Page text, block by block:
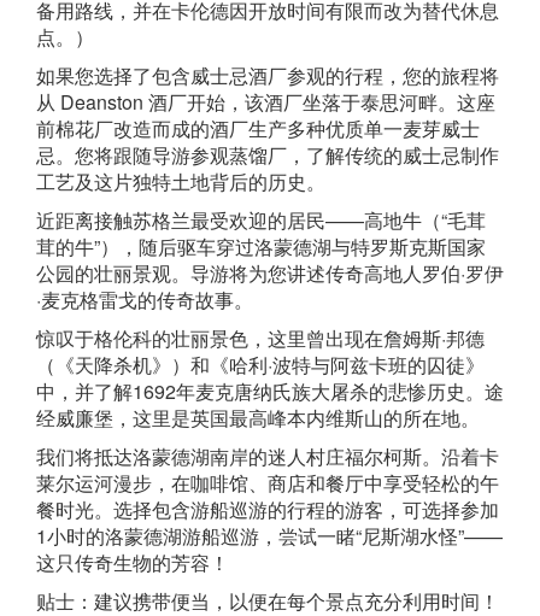
备用路线，并在卡伦德因开放时间有限而改为替代休息
点。）
如果您选择了包含威士忌酒厂参观的行程，您的旅程将
从 Deanston 酒厂开始，该酒厂坐落于泰思河畔。这座
前棉花厂改造而成的酒厂生产多种优质单一麦芽威士
忌。您将跟随导游参观蒸馏厂，了解传统的威士忌制作
工艺及这片独特土地背后的历史。
近距离接触苏格兰最受欢迎的居民——高地牛（“毛茸
茸的牛”），随后驱车穿过洛蒙德湖与特罗斯克斯国家
公园的壮丽景观。导游将为您讲述传奇高地人罗伯·罗伊
·麦克格雷戈的传奇故事。
惊叹于格伦科的壮丽景色，这里曾出现在詹姆斯·邦德
（《天降杀机》）和《哈利·波特与阿兹卡班的囚徒》
中，并了解1692年麦克唐纳氏族大屠杀的悲惨历史。途
经威廉堡，这里是英国最高峰本内维斯山的所在地。
我们将抵达洛蒙德湖南岸的迷人村庄福尔柯斯。沿着卡
莱尔运河漫步，在咖啡馆、商店和餐厅中享受轻松的午
餐时光。选择包含游船巡游的行程的游客，可选择参加
1小时的洛蒙德湖游船巡游，尝试一睹“尼斯湖水怪”——
这只传奇生物的芳容！
贴士：建议携带便当，以便在每个景点充分利用时间！